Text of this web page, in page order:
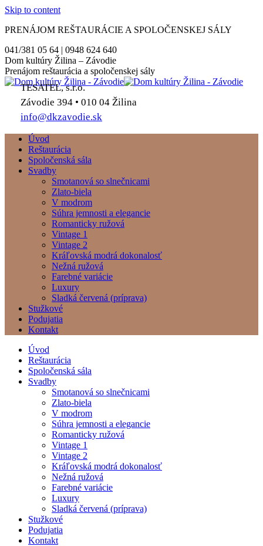
Skip to content
PRENÁJOM REŠTAURÁCIE A SPOLOČENSKEJ SÁLY
041/381 05 64 | 0948 624 640
Dom kultúry Žilina – Závodie
Prenájom reštaurácia a spoločenskej sály
TESATEL, s.r.o.
Závodie 394 • 010 04 Žilina
info@dkzavodie.sk
Úvod
Reštaurácia
Spoločenská sála
Svadby
Smotanová so slnečnicami
Zlato-biela
V modrom
Súhra jemnosti a elegancie
Romanticky ružová
Vintage 1
Vintage 2
Kráľovská modrá dokonalosť
Nežná ružová
Farebné variácie
Luxury
Sladká červená (príprava)
Stužkové
Podujatia
Kontakt
Úvod
Reštaurácia
Spoločenská sála
Svadby
Smotanová so slnečnicami
Zlato-biela
V modrom
Súhra jemnosti a elegancie
Romanticky ružová
Vintage 1
Vintage 2
Kráľovská modrá dokonalosť
Nežná ružová
Farebné variácie
Luxury
Sladká červená (príprava)
Stužkové
Podujatia
Kontakt